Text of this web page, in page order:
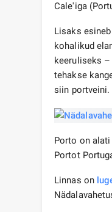
Cale'iga
Lisaks
kohalikud
keeruliseks
tehakse
siin portveini.
Porto on
Portot
Linnas on